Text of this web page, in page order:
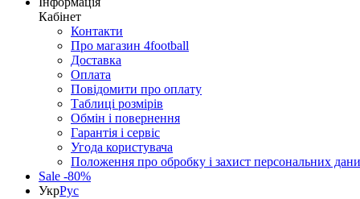
Кабінет
Контакти
Про магазин 4football
Доставка
Оплата
Повідомити про оплату
Таблиці розмірів
Обмін і повернення
Гарантія і сервіс
Угода користувача
Положення про обробку і захист персональних
Sale -80%
УкрРус